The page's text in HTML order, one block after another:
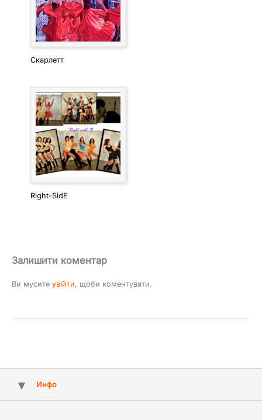
Скарлетт
Right-SidE
Залишити коментар
Ви мусите увійти, щоби коментувати.
Инфо